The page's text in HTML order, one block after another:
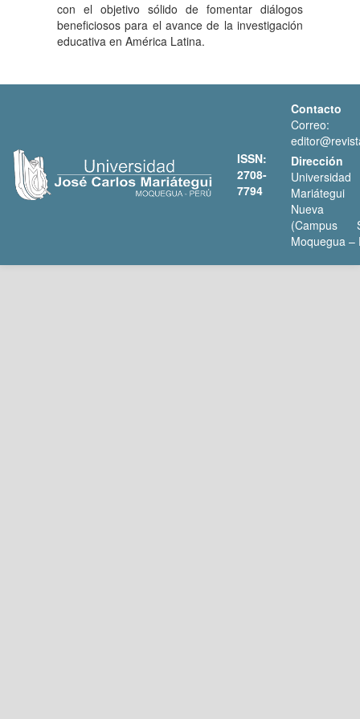
con el objetivo sólido de fomentar diálogos
beneficiosos para el avance de la investigación
educativa en América Latina.
ISSN:
2708-
7794
Contacto
Correo:
Dirección
Mariátegui
Nueva
(Campus
Moquegua –